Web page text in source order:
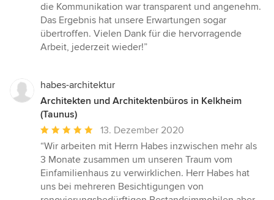
die Kommunikation war transparent und angenehm.
Das Ergebnis hat unsere Erwartungen sogar
übertroffen. Vielen Dank für die hervorragende
Arbeit, jederzeit wieder!”
habes-architektur
Architekten und Architektenbüros in Kelkheim
(Taunus)
Durchschnittliche
Bewertung:
5
von
5
Sternen
13. Dezember 2020
“Wir arbeiten mit Herrn Habes inzwischen mehr als
3 Monate zusammen um unseren Traum vom
Einfamilienhaus zu verwirklichen. Herr Habes hat
uns bei mehreren Besichtigungen von